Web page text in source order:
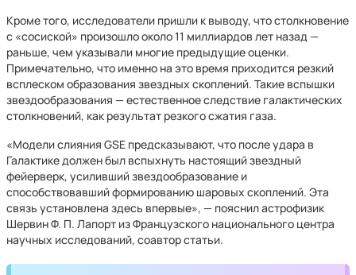
Кроме того, исследователи пришли к выводу, что столкновение
с «сосиской» произошло около 11 миллиардов лет назад —
раньше, чем указывали многие предыдущие оценки.
Примечательно, что именно на это время приходится резкий
всплеском образования звездных скоплений. Такие вспышки
звездообразования — естественное следствие галактических
столкновений, как результат резкого сжатия газа.
«Модели слияния GSE предсказывают, что после удара в
Галактике должен был вспыхнуть настоящий звездный
фейерверк, усиливший звездообразование и
способствовавший формированию шаровых скоплений. Эта
связь установлена здесь впервые», — пояснил астрофизик
Шервин Ф. П. Лапорт из Французского национального центра
научных исследований, соавтор статьи.